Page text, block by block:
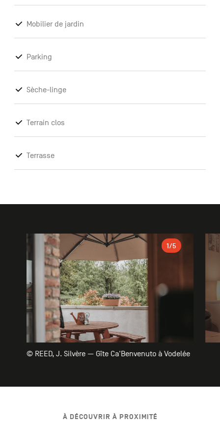
Mobilier de jardin
Parking
Sèche-linge
Terrain clos
Terrasse
Galerie
© REED, J. Silvère — Gîte Ca'Benvenuto à Vodelée
1/5
À DÉCOUVRIR À PROXIMITÉ